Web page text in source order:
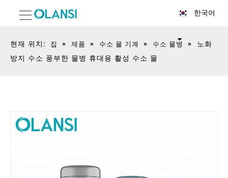
한국어
현재 위치: 집 » 제품 » 수소 물 기계 » 수소 물병 »
노화
방지 수소 풍부한 물병 휴대용 활성 수소 물